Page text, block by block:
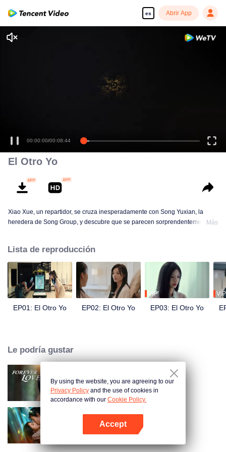
es Abrir App
00:00:00/00:08:44
El Otro Yo
Xiao Xue, un repartidor, se cruza inesperadamente con Song Yuxian, la
heredera de Song Group, y descubre que se parecen sorprendentemente.
de Song Group, está profundamente preocupado. Parece saber todo sobre
Xiao Xue.
Más
Lista de reproducción
EP01: El Otro Yo EP02: El Otro Yo
VIP
EP03: El Otro Yo
VIP
Le podría gustar
Amor Eterno
Amando la Mentira
By using the website, you are agreeing to our
Privacy Policy and the use of cookies in
accordance with our Cookie Policy.
Accept